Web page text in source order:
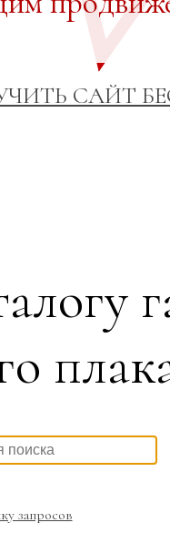
САЙТ
запросов